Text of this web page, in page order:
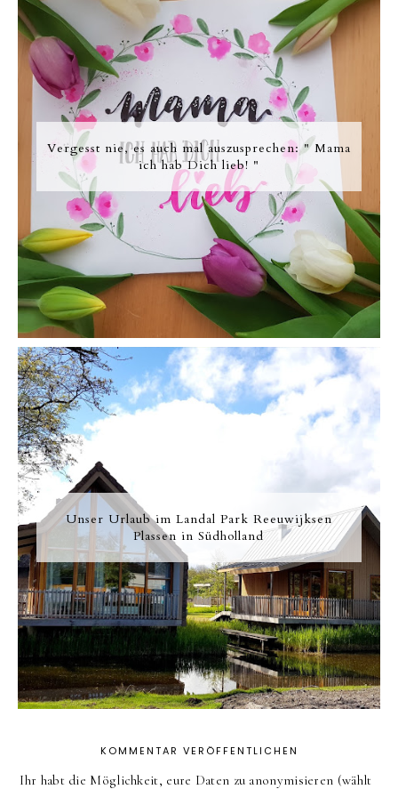
Vergesst nie, es auch mal auszusprechen: " Mama
ich hab Dich lieb! "
Unser Urlaub im Landal Park Reeuwijksen
Plassen in Südholland
KOMMENTAR VERÖFFENTLICHEN
Ihr habt die Möglichkeit, eure Daten zu anonymisieren (wählt